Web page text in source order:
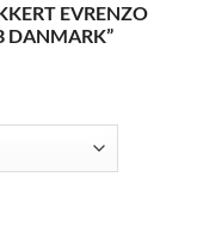
EVRENZO
DANMARK”